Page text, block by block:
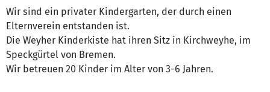
Wir sind ein privater Kindergarten, der durch einen
Elternverein entstanden ist.
Die Weyher Kinderkiste hat ihren Sitz in Kirchweyhe, im
Speckgürtel von Bremen.
Wir betreuen 20 Kinder im Alter von 3-6 Jahren.